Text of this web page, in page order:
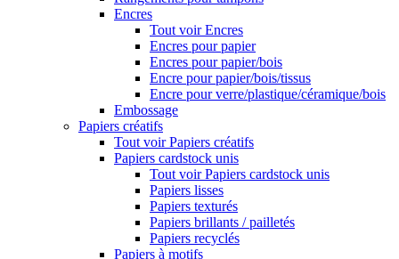
Encres
Tout voir Encres
Encres pour papier
Encres pour papier/bois
Encre pour papier/bois/tissus
Encre pour verre/plastique/céramique/bois
Embossage
Papiers créatifs
Tout voir Papiers créatifs
Papiers cardstock unis
Tout voir Papiers cardstock unis
Papiers lisses
Papiers texturés
Papiers brillants / pailletés
Papiers recyclés
Papiers à motifs